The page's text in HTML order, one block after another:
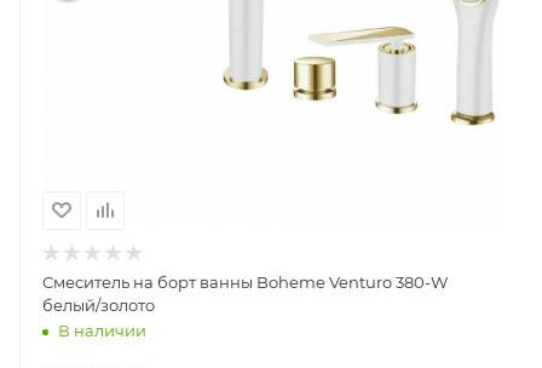
Смеситель на борт ванны Boheme Venturo 380-W
белый/золото
В наличии